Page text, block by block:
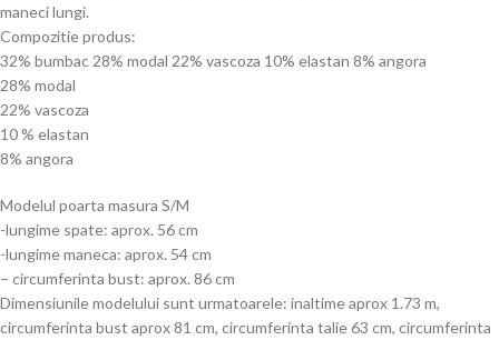
maneci lungi.
Compozitie produs:
32% bumbac 28% modal 22% vascoza 10% elastan 8% angora
28% modal
22% vascoza
10 % elastan
8% angora
Modelul poarta masura S/M
-lungime spate: aprox. 56 cm
-lungime maneca: aprox. 54 cm
– circumferinta bust: aprox. 86 cm
Dimensiunile modelului sunt urmatoarele: inaltime aprox 1.73 m,
circumferinta bust aprox 81 cm, circumferinta talie 63 cm, circumferinta